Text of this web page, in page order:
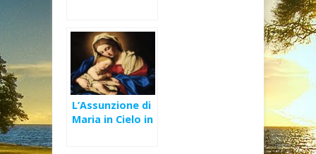
pronta e
immediata (Mt
2,13-15.19-23)
L’Assunzione di
Maria in Cielo in